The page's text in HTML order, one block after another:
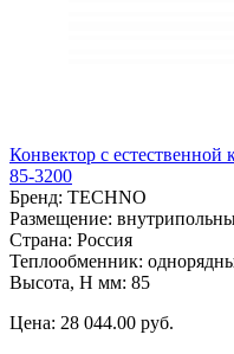
Конвектор с
85-3200
Бренд: TECHNO
Размещение:
Страна: Россия
Теплообменник:
Высота, H мм: 85
Цена: 28 044.00 руб.